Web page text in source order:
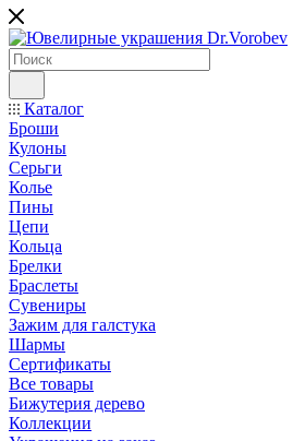
Каталог
Броши
Кулоны
Серьги
Колье
Пины
Цепи
Кольца
Брелки
Браслеты
Сувениры
Зажим для галстука
Шармы
Сертификаты
Все товары
Бижутерия дерево
Коллекции